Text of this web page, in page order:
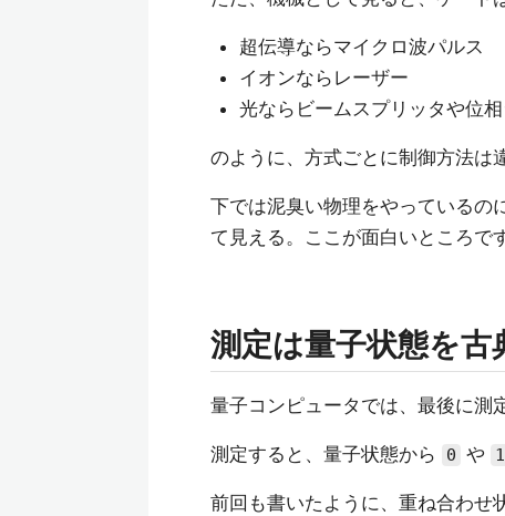
超伝導ならマイクロ波パルス
イオンならレーザー
光ならビームスプリッタや位相
のように、方式ごとに制御方法は
下では泥臭い物理をやっているの
て見える。ここが面白いところで
測定は量子状態を古
量子コンピュータでは、最後に測
測定すると、量子状態から 0 や 1
前回も書いたように、重ね合わせ